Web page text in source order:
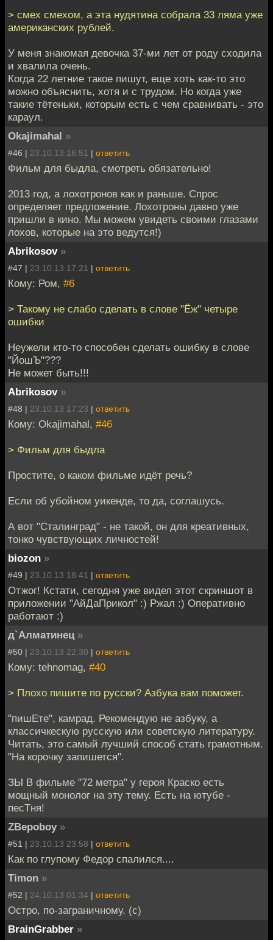
> смех смехом, а эта нудятина собрала 33 ляма уже
американских рублей.
У меня знакомая девочка 37-ми лет от роду сходила
и хвалила очень.
Когда 22 летние такое пишут, еще хоть как-то это
можно объяснить, хотя и с трудом. Но когда уже
такие тётеньки, которым есть с чем сравнивать - это
караул.
Okajimahal »
#46 | 23.10.13 16:51 | ответить
Фильм для быдла, смотреть обязательно!
2013 год, а лохотронов как и раньше. Спрос
определяет предложение. Лохотроны давно уже
пришли в кино. Мы можем увидеть своими глазами
лохов, которые на это ведутся!)
Abrikosov »
#47 | 23.10.13 17:21 | ответить
Кому: Ром, #6
> Такому не слабо сделать в слове "Ёж" четыре
ошибки
Неужели кто-то способен сделать ошибку в слове
"ЙошЪ"???
Не может быть!!!
Abrikosov »
#48 | 23.10.13 17:23 | ответить
Кому: Okajimahal, #46
> Фильм для быдла
Простите, о каком фильме идёт речь?
Если об убойном уикенде, то да, соглашусь.
А вот "Сталинград" - не такой, он для креативных,
тонко чувствующих личностей!
biozon »
#49 | 23.10.13 18:41 | ответить
Отжог! Кстати, сегодня уже видел этот скриншот в
приложении "АйДаПрикол" :) Ржал :) Оперативно
работают :)
д`Алматинец »
#50 | 23.10.13 22:30 | ответить
Кому: tehnomag, #40
> Плохо пишите по русски? Азбука вам поможет.
"пишЕте", камрад. Рекомендую не азбуку, а
классичкескую русскую или советскую литературу.
Читать, это самый лучший способ стать грамотным.
"На корочку запишется".
ЗЫ В фильме "72 метра" у героя Краско есть
мощный монолог на эту тему. Есть на ютубе -
песТня!
ZBepoboy »
#51 | 23.10.13 23:58 | ответить
Как по глупому Федор спалился....
Timon »
#52 | 24.10.13 01:34 | ответить
Остро, по-заграничному. (с)
BrainGrabber »